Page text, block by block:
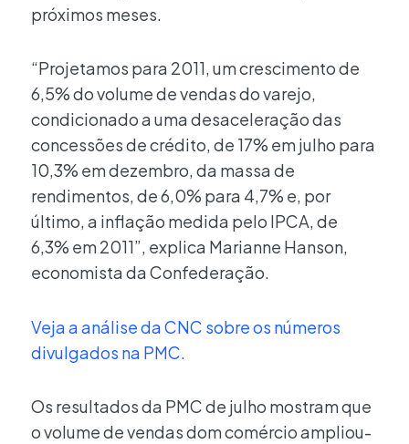
próximos meses.
“Projetamos para 2011, um crescimento de
6,5% do volume de vendas do varejo,
condicionado a uma desaceleração das
concessões de crédito, de 17% em julho para
10,3% em dezembro, da massa de
rendimentos, de 6,0% para 4,7% e, por
último, a inflação medida pelo IPCA, de
6,3% em 2011”, explica Marianne Hanson,
economista da Confederação.
Veja a análise da CNC sobre os números
divulgados na PMC.
Os resultados da PMC de julho mostram que
o volume de vendas dom comércio ampliou-